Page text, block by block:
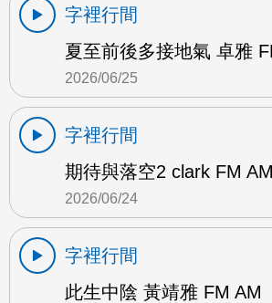
字裡行間
夏至前後多接地氣 卓雅
2026/06/25
字裡行間
期待與落空2 clark FM AM
2026/06/24
字裡行間
此生中陰 黃靖雅 FM AM